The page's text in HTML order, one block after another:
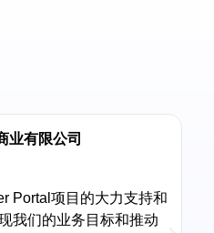
业有限公司
Portal项目的大力支持和
我们的业务目标和推动